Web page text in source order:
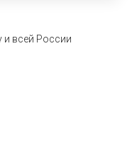
и всей России